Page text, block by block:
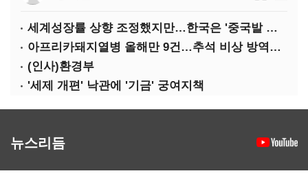
세계성장률 상향 조정했지만…한국은 '중국발 살얼음판'
아프리카돼지열병 올해만 9건…추석 비상 방역에 '총력'
(인사)환경부
'세제 개편' 낙관에 '기금' 궁여지책
뉴스리듬